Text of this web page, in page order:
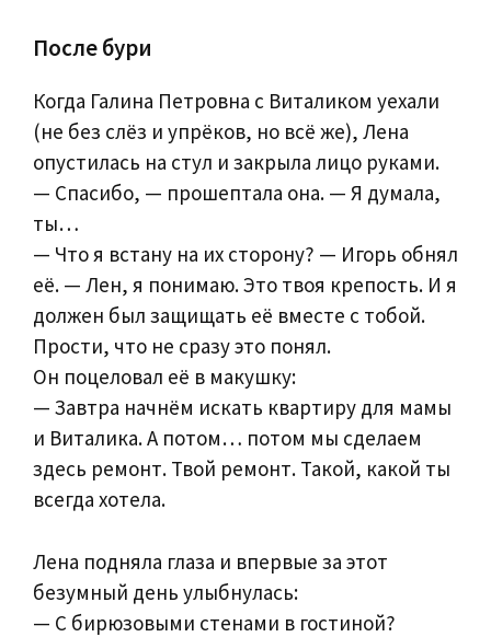
После бури
Когда Галина Петровна с Виталиком уехали
(не без слёз и упрёков, но всё же), Лена
опустилась на стул и закрыла лицо руками.
— Спасибо, — прошептала она. — Я думала,
ты…
— Что я встану на их сторону? — Игорь обнял
её. — Лен, я понимаю. Это твоя крепость. И я
должен был защищать её вместе с тобой.
Прости, что не сразу это понял.
Он поцеловал её в макушку:
— Завтра начнём искать квартиру для мамы
и Виталика. А потом… потом мы сделаем
здесь ремонт. Твой ремонт. Такой, какой ты
всегда хотела.
Лена подняла глаза и впервые за этот
безумный день улыбнулась:
— С бирюзовыми стенами в гостиной?